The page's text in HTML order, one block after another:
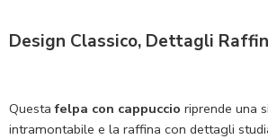
Design Classico, Dettagli
Questafelpa con cappuccio riprende una
intramontabile e la raffina con dettagli